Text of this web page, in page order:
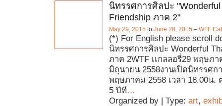
นิทรรศการศิลปะ "Wonderful
Friendship ภาค 2"
May 29, 2015 to June 28, 2015 – WTF
(*) For English please scroll
นิทรรศการศิลปะ Wonderful
ภาค 2WTF เเกลลอรี่29 พฤษภ
มิถุนายน 2558งานเปิดนิทรรศก
พฤษภาคม 2558 เวลา 18.00น.
5 ปีที…
Organized by | Type: art,